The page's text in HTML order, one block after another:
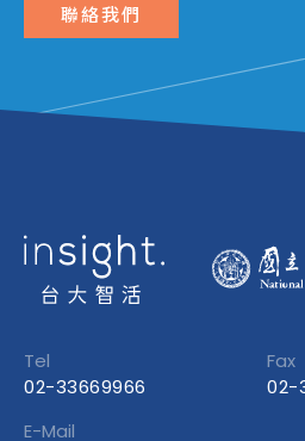
聯絡我們
Tel
02-33669966
Fax
02-
E-Mail